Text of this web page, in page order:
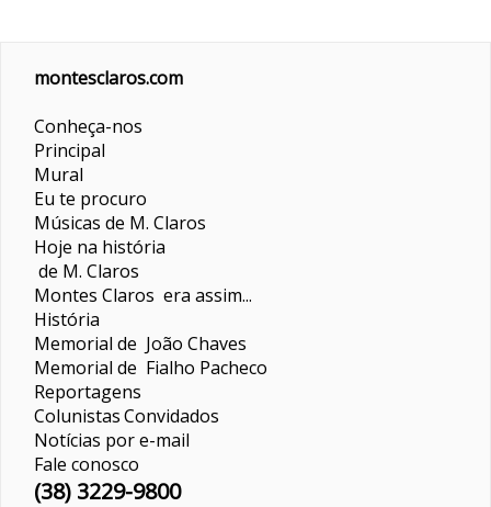
montesclaros.com
Conheça-nos
Principal
Mural
Eu te procuro
Músicas de M. Claros
Hoje na história
de M. Claros
Montes Claros era assim...
História
Memorial de João Chaves
Memorial de Fialho Pacheco
Reportagens
ColunistasConvidados
Notícias por e-mail
Fale conosco
(38) 3229-9800